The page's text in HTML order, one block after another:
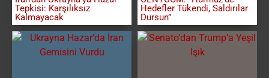
Tepkisi: Karşılıksız
Kalmayacak
Hedefler Tükendi, Saldırılar
Dursun”